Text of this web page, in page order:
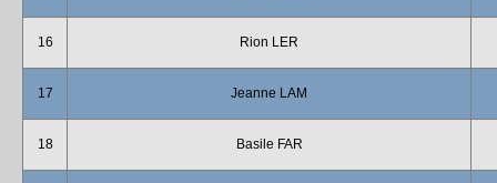
16 Rion LER
17 Jeanne LAM
18 Basile FAR